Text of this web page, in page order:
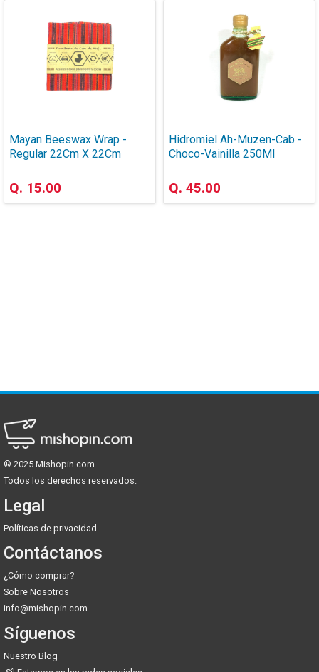
Mayan Beeswax Wrap -
Regular 22Cm X 22Cm
Q. 15.00
Hidromiel Ah-Muzen-Cab -
Choco-Vainilla 250Ml
Q. 45.00
Mishopin.com
® 2025 Mishopin.com.
Todos los derechos reservados.
Legal
Políticas de privacidad
Contáctanos
¿Cómo comprar?
Sobre Nosotros
info@mishopin.com
Síguenos
Nuestro Blog